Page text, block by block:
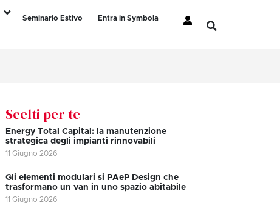
Seminario Estivo
Entra in Symbola
Scelti per te
Energy Total Capital: la manutenzione
strategica degli impianti rinnovabili
11 Giugno 2026
Gli elementi modulari si PAeP Design che
trasformano un van in uno spazio abitabile
11 Giugno 2026